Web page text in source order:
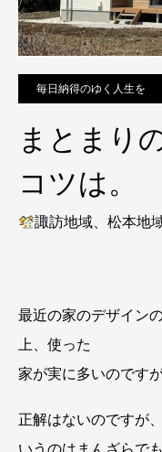
毎日納得のゆく人生を
まとまり
コツは。
諏訪地域、松本地
最近の家のデザイン
上、使った
家が実に多いのです
正解はないのですが